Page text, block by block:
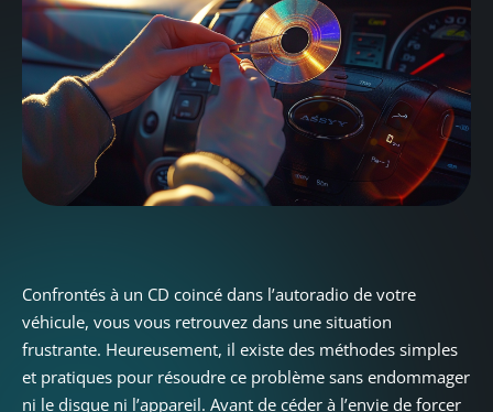
Confrontés à un CD coincé dans l’autoradio de votre
véhicule, vous vous retrouvez dans une situation
frustrante. Heureusement, il existe des méthodes simples
et pratiques pour résoudre ce problème sans endommager
ni le disque ni l’appareil. Avant de céder à l’envie de forcer